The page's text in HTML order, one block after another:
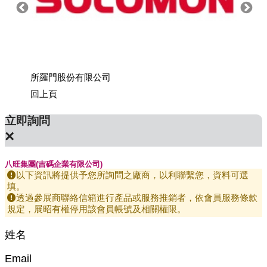
所羅門股份有限公司
回上頁
立即詢問
×
八旺集團(吉碼企業有限公司)
以下資訊將提供予您所詢問之廠商，以利聯繫您，資料可選
填。
透過參展商聯絡信箱進行產品或服務推銷者，依會員服務條款
規定，展昭有權停用該會員帳號及相關權限。
姓名
Email